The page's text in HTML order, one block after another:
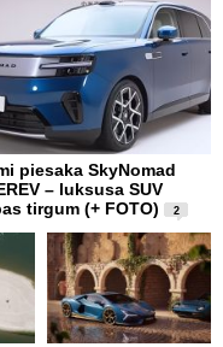
piesaka SkyNomad
– luksusa SUV
tirgum (+ FOTO)
2